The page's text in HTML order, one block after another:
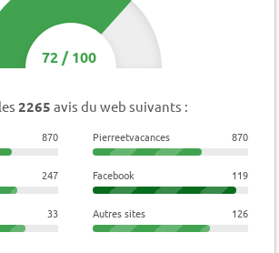
72/100
2265 avis du web suivants :
870 Pierreetvacances 870
247 Facebook 119
33 Autres sites 126